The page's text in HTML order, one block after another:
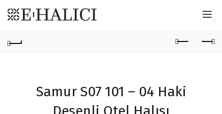
Samur S07 101 – 04 Haki